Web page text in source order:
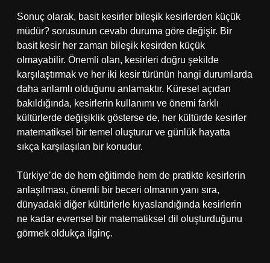
Sonuç olarak, basit kesirler bileşik kesirlerden küçük
müdür? sorusunun cevabı duruma göre değişir. Bir
basit kesir her zaman bileşik kesirden küçük
olmayabilir. Önemli olan, kesirleri doğru şekilde
karşılaştırmak ve her iki kesir türünün hangi durumlarda
daha anlamlı olduğunu anlamaktır. Küresel açıdan
bakıldığında, kesirlerin kullanımı ve önemi farklı
kültürlerde değişiklik gösterse de, her kültürde kesirler
matematiksel bir temel oluşturur ve günlük hayatta
sıkça karşılaşılan bir konudur.
Türkiye’de de hem eğitimde hem de pratikte kesirlerin
anlaşılması, önemli bir beceri olmanın yanı sıra,
dünyadaki diğer kültürlerle kıyaslandığında kesirlerin
ne kadar evrensel bir matematiksel dil oluşturduğunu
görmek oldukça ilginç.